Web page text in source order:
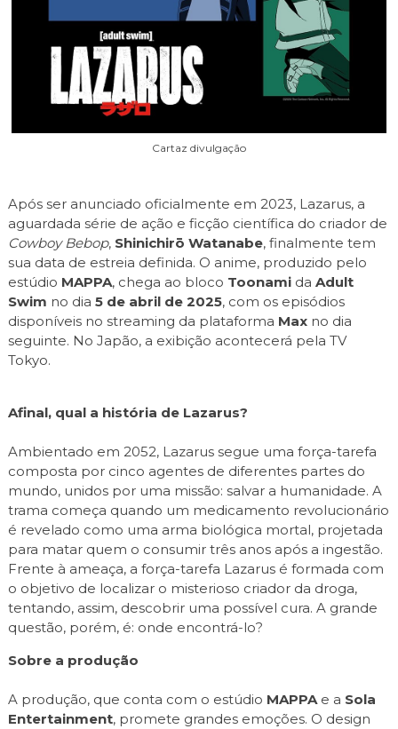
Cartaz divulgação
Após ser anunciado oficialmente em 2023, Lazarus, a
aguardada série de ação e ficção científica do criador de
Cowboy Bebop, Shinichirō Watanabe, finalmente tem
sua data de estreia definida. O anime, produzido pelo
estúdio MAPPA, chega ao bloco Toonamida Adult
Swim no dia 5 de abril de 2025, com os episódios
disponíveis no streaming da plataforma Maxno dia
seguinte. No Japão, a exibição acontecerá pela TV
Tokyo.
Afinal, qual a história de Lazarus?
Ambientado em 2052, Lazarus segue uma força-tarefa
composta por cinco agentes de diferentes partes do
mundo, unidos por uma missão: salvar a humanidade. A
trama começa quando um medicamento revolucionário
é revelado como uma arma biológica mortal, projetada
para matar quem o consumir três anos após a ingestão.
Frente à ameaça, a força-tarefa Lazarus é formada com
o objetivo de localizar o misterioso criador da droga,
tentando, assim, descobrir uma possível cura. A grande
questão, porém, é: onde encontrá-lo?
Sobre a produção
A produção, que conta com o estúdio MAPPAe a Sola
Entertainment, promete grandes emoções. O design